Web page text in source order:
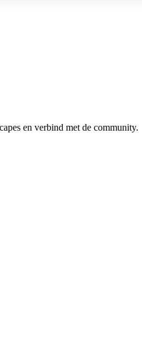
en verbind met de community.